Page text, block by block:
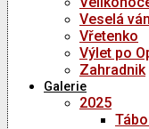
Veselá
Vřetenko
Výlet po
Zahradnik
Galerie
2025